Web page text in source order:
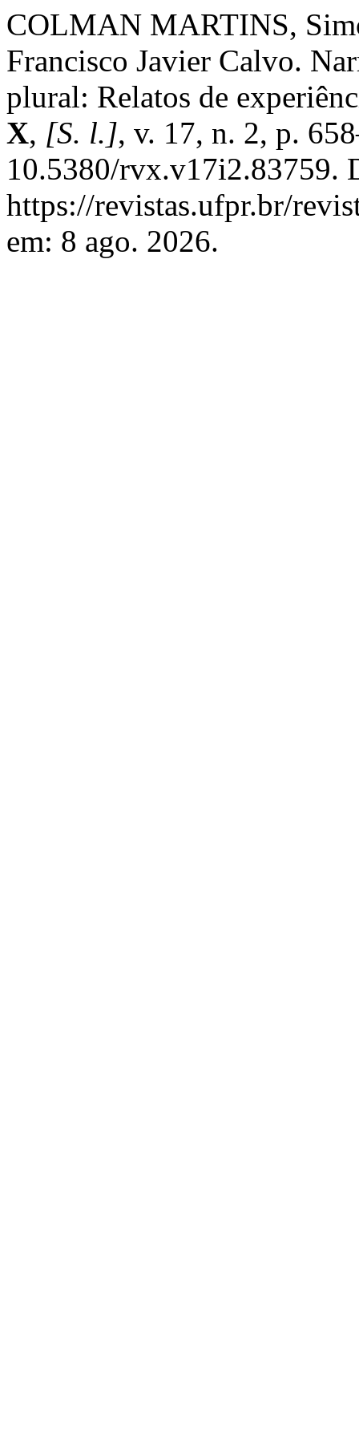
COLMAN MARTINS,
Francisco Javier Calvo.
plural: Relatos de
X, [S. l.], v. 17, n. 2, p.
10.5380/rvx.v17i2.83759.
https://revistas.ufpr.br/
em: 8 ago. 2026.